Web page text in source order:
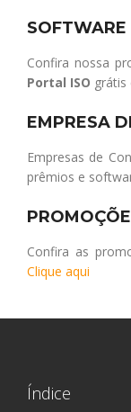
SOFTWARE
Confira nossa
Portal ISO grátis
EMPRESA
Empresas de
prêmios e
Confira as
Clique aqui
Índice